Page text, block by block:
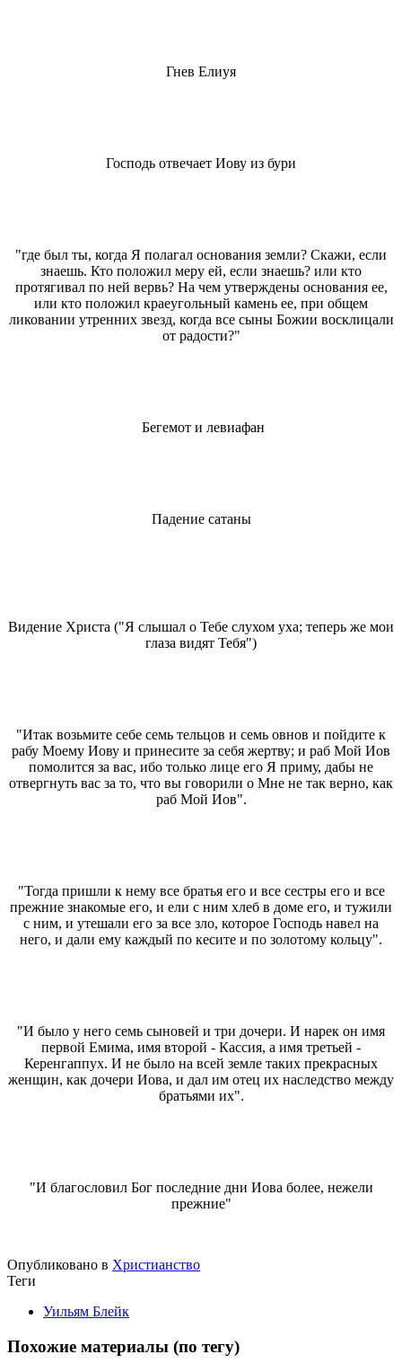
Гнев Елиуя
Господь отвечает Иову из бури
"где был ты, когда Я полагал основания земли? Скажи, если
знаешь. Кто положил меру ей, если знаешь? или кто
протягивал по ней вервь? На чем утверждены основания ее,
или кто положил краеугольный камень ее, при общем
ликовании утренних звезд, когда все сыны Божии восклицали
от радости?"
Бегемот и левиафан
Падение сатаны
Видение Христа ("Я слышал о Тебе слухом уха; теперь же мои
глаза видят Тебя")
"Итак возьмите себе семь тельцов и семь овнов и пойдите к
рабу Моему Иову и принесите за себя жертву; и раб Мой Иов
помолится за вас, ибо только лице его Я приму, дабы не
отвергнуть вас за то, что вы говорили о Мне не так верно, как
раб Мой Иов".
"Тогда пришли к нему все братья его и все сестры его и все
прежние знакомые его, и ели с ним хлеб в доме его, и тужили
с ним, и утешали его за все зло, которое Господь навел на
него, и дали ему каждый по кесите и по золотому кольцу".
"И было у него семь сыновей и три дочери. И нарек он имя
первой Емима, имя второй - Кассия, а имя третьей -
Керенгаппух. И не было на всей земле таких прекрасных
женщин, как дочери Иова, и дал им отец их наследство между
братьями их".
"И благословил Бог последние дни Иова более, нежели
прежние"
Опубликовано в Христианство
Теги
Уильям Блейк
Похожие материалы (по тегу)